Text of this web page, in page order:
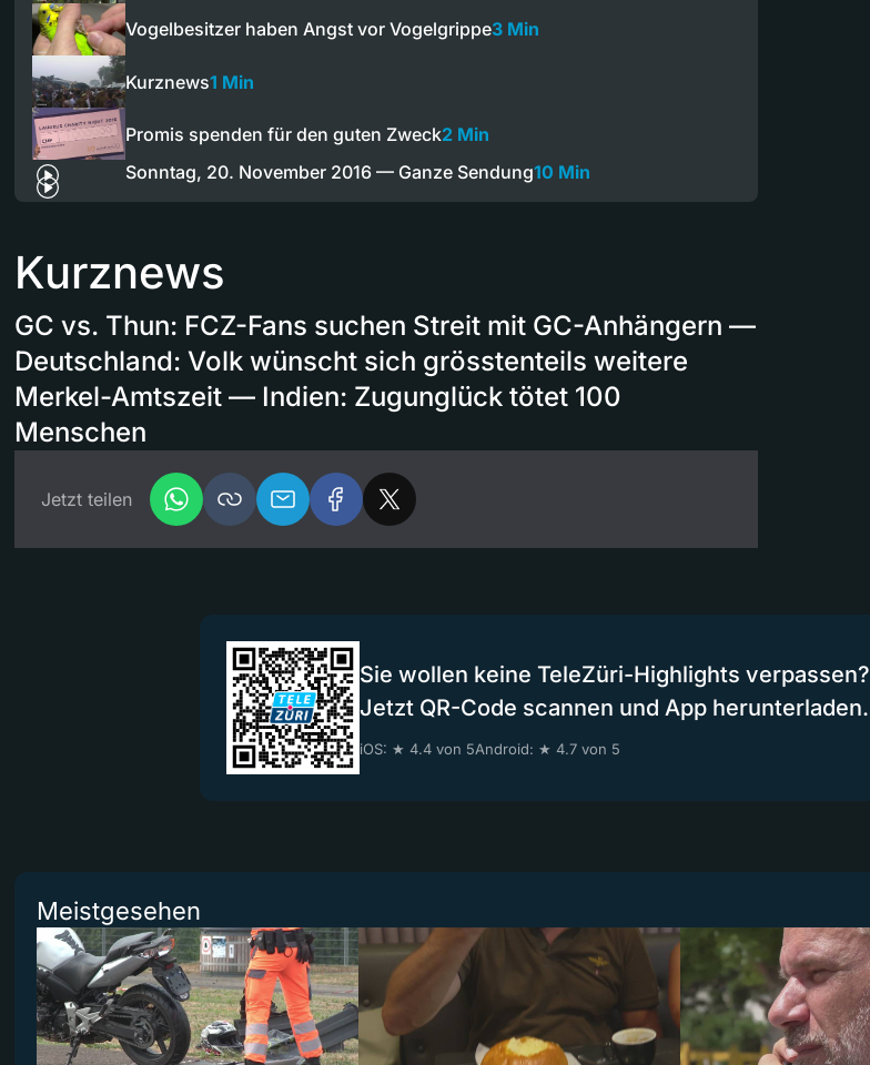
Vogelbesitzer haben Angst vor Vogelgrippe3 Min
Kurznews1 Min
Promis spenden für den guten Zweck2 Min
Sonntag, 20. November 2016 — Ganze Sendung10 Min
Kurznews
GC vs. Thun: FCZ-Fans suchen Streit mit GC-Anhängern —
Deutschland: Volk wünscht sich grösstenteils weitere
Merkel-Amtszeit — Indien: Zugunglück tötet 100
Menschen
Jetzt teilen
Sie wollen keine TeleZüri-Highlights verpassen?
Jetzt QR-Code scannen und App herunterladen.
iOS: ★ 4.4 von 5Android: ★ 4.7 von 5
Meistgesehen